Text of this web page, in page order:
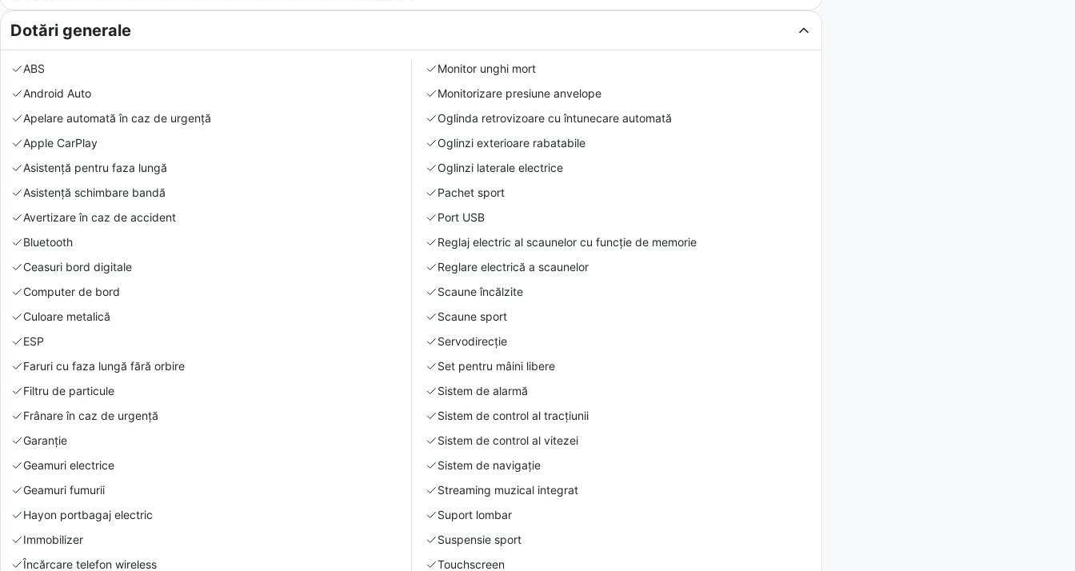
Dotări generale
ABS
Android Auto
Apelare automată în caz de urgență
Apple CarPlay
Asistență pentru faza lungă
Asistență schimbare bandă
Avertizare în caz de accident
Bluetooth
Ceasuri bord digitale
Computer de bord
Culoare metalică
ESP
Faruri cu faza lungă fără orbire
Filtru de particule
Frânare în caz de urgență
Garanție
Geamuri electrice
Geamuri fumurii
Hayon portbagaj electric
Immobilizer
Încărcare telefon wireless
Monitor unghi mort
Monitorizare presiune anvelope
Oglinda retrovizoare cu întunecare automată
Oglinzi exterioare rabatabile
Oglinzi laterale electrice
Pachet sport
Port USB
Reglaj electric al scaunelor cu funcție de memorie
Reglare electrică a scaunelor
Scaune încălzite
Scaune sport
Servodirecție
Set pentru mâini libere
Sistem de alarmă
Sistem de control al tracțiunii
Sistem de control al vitezei
Sistem de navigație
Streaming muzical integrat
Suport lombar
Suspensie sport
Touchscreen